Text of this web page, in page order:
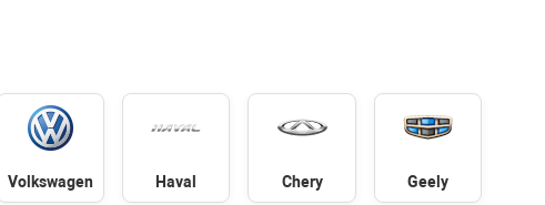
Volkswagen Haval Chery Geely